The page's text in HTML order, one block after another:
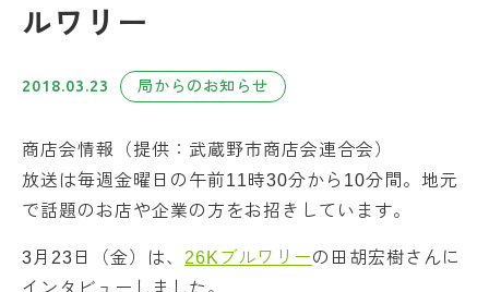
ルワリー
2018.03.23 局からのお知らせ
商店会情報（提供：武蔵野市商店会連合会）
放送は毎週金曜日の午前11時30分から10分間。地元
で話題のお店や企業の方をお招きしています。
3月23日（金）は、 26Kブルワリーの田胡宏樹さんに
インタビューしました。